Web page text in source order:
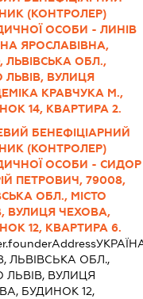
(КОНТРОЛЕР)
ОСОБИ - ЛИНІВ
ЯРОСЛАВІВНА,
ЛЬВІВСЬКА ОБЛ.,
ЛЬВІВ, ВУЛИЦЯ
КРАВЧУКА М.,
14, КВАРТИРА 2.
БЕНЕФІЦІАРНИЙ
(КОНТРОЛЕР)
ОСОБИ - СИДОР
ПЕТРОВИЧ, 79008,
ОБЛ., МІСТО
ВУЛИЦЯ ЧЕХОВА,
12, КВАРТИРА 6.
ЛЬВІВСЬКА ОБЛ.,
ЛЬВІВ, ВУЛИЦЯ
БУДИНОК 12,